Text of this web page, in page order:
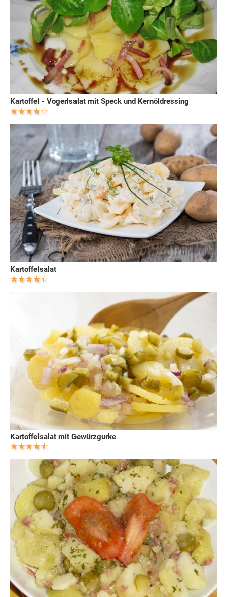
Kartoffel - Vogerlsalat mit Speck und Kernöldressing
Kartoffelsalat
Kartoffelsalat mit Gewürzgurke